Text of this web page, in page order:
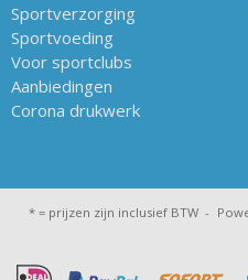
Sportverzorging
Sportvoeding
Voor sportclubs
Aanbiedingen
Corona drukwerk
* = prijzen zijn inclusief BTW -